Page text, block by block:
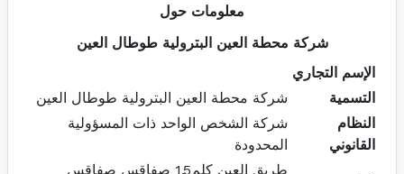
معلومات حول
شركة محطة العين البترولية طوطال العين
الإسم التجاري
التسمية
شركة محطة العين البترولية طوطال العين
النظام
القانوني
شركة الشخص الواحد ذات المسؤولية
المحدودة
طريق العين كلم1.5 صفاقس صفاقس